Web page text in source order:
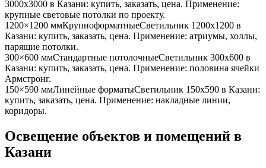
3000x3000 в Казани: купить, заказать, цена. Применение:
крупные световые потолки по проекту.
1200×1200 ммКрупноформатныеСветильник 1200x1200 в
Казани: купить, заказать, цена. Применение: атриумы, холлы,
парящие потолки.
300×600 ммСтандартные потолочныеСветильник 300x600 в
Казани: купить, заказать, цена. Применение: половина ячейки
Армстронг.
150×590 ммЛинейные форматыСветильник 150x590 в Казани:
купить, заказать, цена. Применение: накладные линии,
коридоры.
Освещение объектов и помещений в
Казани